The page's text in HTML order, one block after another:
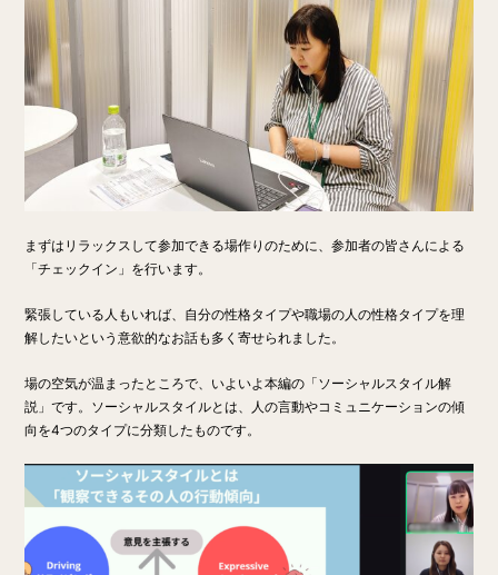
まずはリラックスして参加できる場作りのために、参加者の皆さんによる
「チェックイン」を行います。
緊張している人もいれば、自分の性格タイプや職場の人の性格タイプを理
解したいという意欲的なお話も多く寄せられました。
場の空気が温まったところで、いよいよ本編の「ソーシャルスタイル解
説」です。 ソーシャルスタイルとは、人の言動やコミュニケーションの傾
向を4つのタイプに分類したものです。